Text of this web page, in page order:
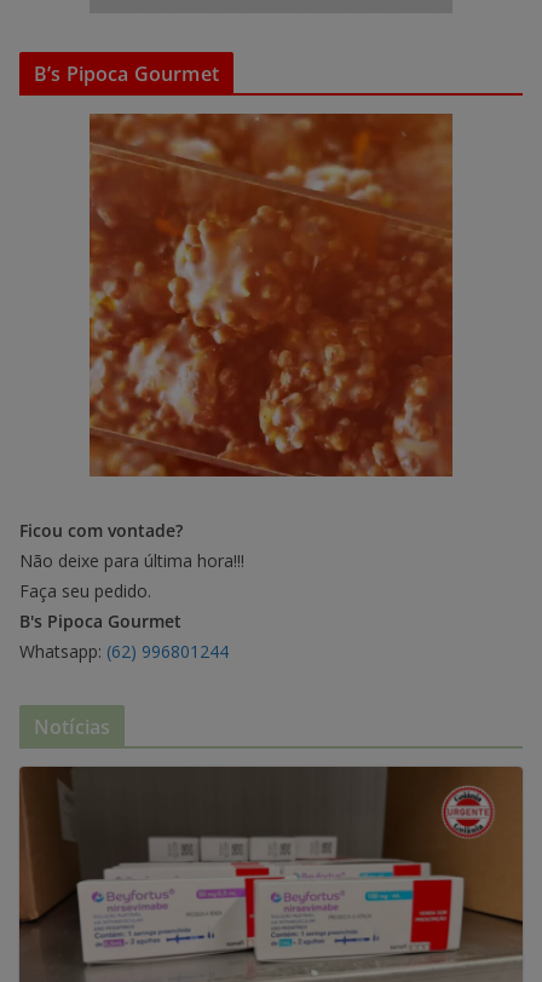
B’s Pipoca Gourmet
Ficou com vontade?
Não deixe para última hora!!!
Faça seu pedido.
B's Pipoca Gourmet
Whatsapp: (62) 996801244
Notícias